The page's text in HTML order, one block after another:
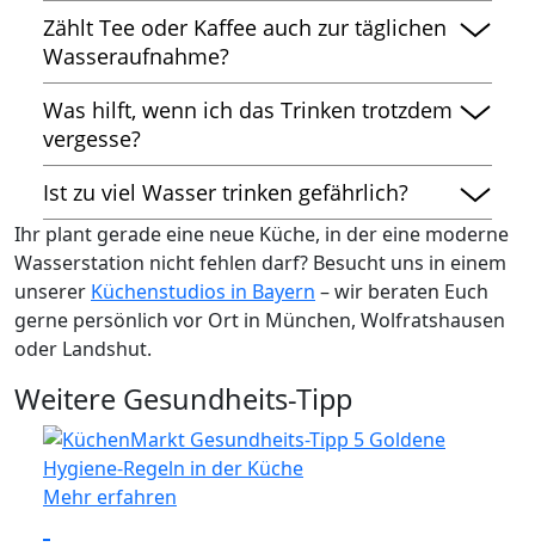
Im Durchschnitt solltest du 1,5 – 2 L pro Tag
trinken, abhängig von Aktivität, Wetter und
Körpergewicht. In Deutschland kannst
duLeitungswasser bedenkenlos trinken, da es
eines der am strengsten kontrollierten
Lebensmittel ist und eine hervorragende
Ökobilanz aufweist.
Zählt Tee oder Kaffee auch zur täglichen
Wasseraufnahme?
Ja – ungesüßter Kräuter- und Früchtetee
sowie
Kaffee tragen zur Flüssigkeitsaufnahme bei,
solange sie nicht übermäßig koffeinhaltig sind.
Was hilft, wenn ich das Trinken trotzdem
vergesse?
Dann sind Erinnerungen durch Apps, Timer oder
sichtbare Wasserflaschen die effektivsten Tricks.
Ist zu viel Wasser trinken gefährlich?
Zu große Wassermengen in kurzer Zeit können
den Elektrolythaushalt stören, daher lieber
gleichmäßig über den Tag verteilt trinken.
Ihr plant gerade eine neue Küche, in der eine moderne
Wasserstation nicht fehlen darf? Besucht uns in einem
unserer Küchenstudios in Bayern – wir beraten Euch
gerne persönlich vor Ort in München, Wolfratshausen
oder Landshut.
Weitere Gesundheits-Tipp
Mehr erfahren